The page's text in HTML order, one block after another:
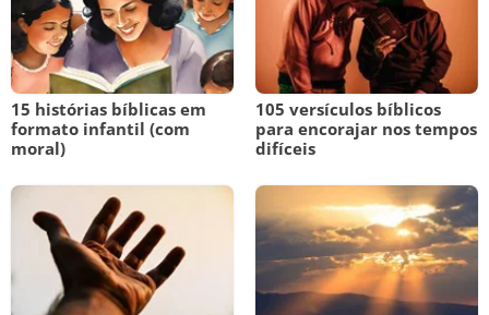
15 histórias bíblicas em
formato infantil (com
moral)
105 versículos bíblicos
para encorajar nos tempos
difíceis